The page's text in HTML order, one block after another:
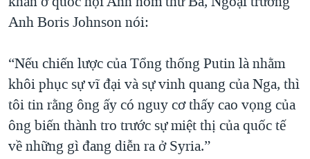
Anh Boris Johnson nói:
“Nếu chiến lược của Tổng thống Putin là nhằm
khôi phục sự vĩ đại và sự vinh quang của Nga, thì
tôi tin rằng ông ấy có nguy cơ thấy cao vọng của
ông biến thành tro trước sự miệt thị của quốc tế
về những gì đang diễn ra ở Syria.”